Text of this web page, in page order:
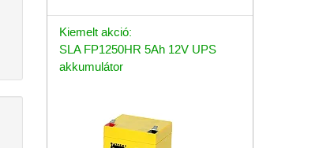
Kiemelt akció:
SLA FP1250HR 5Ah 12V UPS
akkumulátor